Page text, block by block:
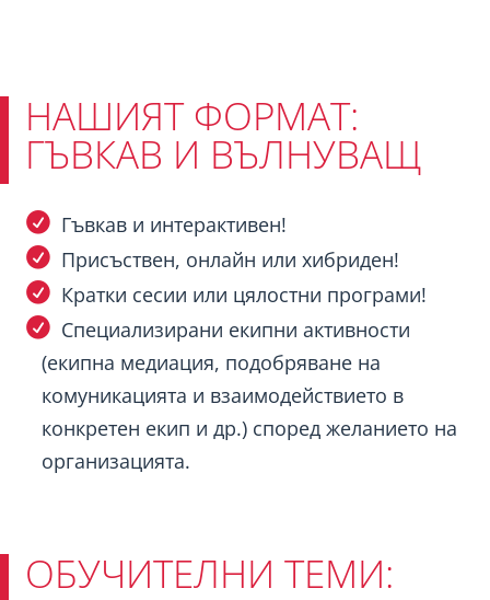
НАШИЯТ ФОРМАТ:
ГЪВКАВ И ВЪЛНУВАЩ
Гъвкав и интерактивен!
Присъствен, онлайн или хибриден!
Кратки сесии или цялостни програми!
Специализирани екипни активности
(екипна медиация, подобряване на
комуникацията и взаимодействието в
конкретен екип и др.) според желанието на
организацията.
ОБУЧИТЕЛНИ ТЕМИ: